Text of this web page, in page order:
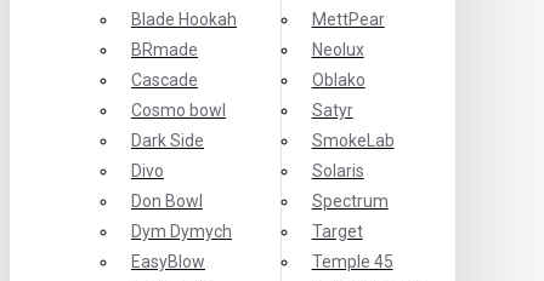
Blade Hookah
BRmade
Cascade
Cosmo bowl
Dark Side
Divo
Don Bowl
Dym Dymych
EasyBlow
MettPear
Neolux
Oblako
Satyr
SmokeLab
Solaris
Spectrum
Target
Temple 45